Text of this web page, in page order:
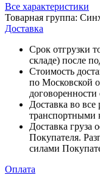
Все характеристики
Товарная группа:
Доставка
Срок отгрузки
складе) после
Стоимость
по Московской
Доставка во
транспортными
Доставка груза
Покупателя.
силами
Оплата